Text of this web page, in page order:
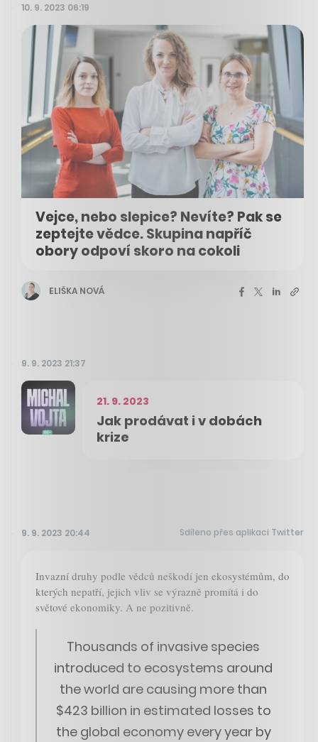
10. 9. 2023 06:19
Vejce, nebo slepice? Nevíte? Pak se
zeptejte vědce. Skupina napříč
obory odpoví skoro na cokoli
ELIŠKA NOVÁ
9. 9. 2023 21:37
21. 9. 2023
Jak prodávat i v dobách
krize
9. 9. 2023 20:44 Sdíleno přes aplikaci Twitter
Invazní druhy podle vědců neškodí jen ekosystémům, do
kterých nepatří, jejich vliv se výrazně promítá i do
světové ekonomiky. A ne pozitivně.
Thousands of invasive species
introduced to ecosystems around
the world are causing more than
$423 billion in estimated losses to
the global economy every year by